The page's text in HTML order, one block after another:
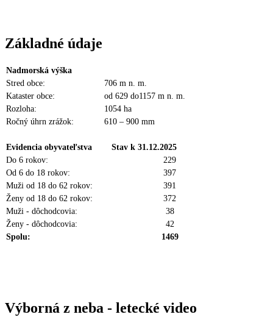
Základné údaje
Nadmorská výška
Stred obce:
706 m n. m.
Kataster obce:
od 629 do1157 m n. m.
Rozloha:
1054 ha
Ročný úhrn zrážok:
610 – 900 mm
Evidencia obyvateľstva
Stav k 31.12.2025
Do 6 rokov:
229
Od 6 do 18 rokov:
397
Muži od 18 do 62 rokov:
391
Ženy od 18 do 62 rokov:
372
Muži - dôchodcovia:
38
Ženy - dôchodcovia:
42
Spolu:
1469
Výborná z neba - letecké video